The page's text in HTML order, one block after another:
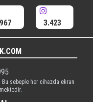
3.423
Bu sebeple her cihazda ekran